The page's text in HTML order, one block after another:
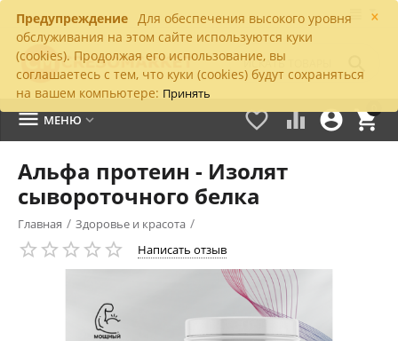
×
Предупреждение Для обеспечения высокого уровня
обслуживания на этом сайте используются куки
(cookies). Продолжая его использование, вы
соглашаетесь с тем, что куки (cookies) будут сохраняться
на вашем компьютере: Принять


 
 МЕНЮ 
Альфа протеин - Изолят
сывороточного белка
Главная / Здоровье и красота /
Написать отзыв